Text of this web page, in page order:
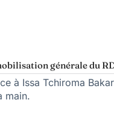
générale du
à Issa Tchiroma
main.